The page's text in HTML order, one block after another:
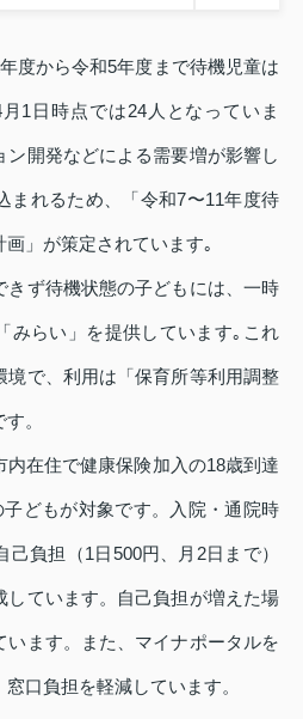
度から令和5年度まで待機児童は
1日時点では24人となっていま
開発などによる需要増が影響し
まれるため、「令和7〜11年度待
」が策定されています｡
きず待機状態の子どもには、一時
みらい」を提供しています｡これ
境で、利用は「保育所等利用調整
。
在住で健康保険加入の18歳到達
どもが対象です。入院・通院時
負担（1日500円、月2日まで）
しています。自己負担が増えた場
ます。また、マイナポータルを
口負担を軽減しています。